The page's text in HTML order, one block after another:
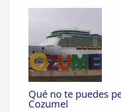
Qué no te puedes
Cozumel